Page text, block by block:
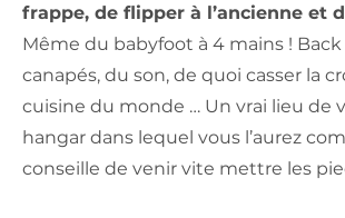
frappe, de flipper à l’ancienne et
Même du babyfoot à 4 mains !
canapés, du son, de quoi casser la
cuisine du monde … Un vrai lieu de
hangar dans lequel vous l’aurez
conseille de venir vite mettre les